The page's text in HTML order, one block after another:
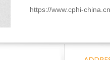
https://www.cphi-